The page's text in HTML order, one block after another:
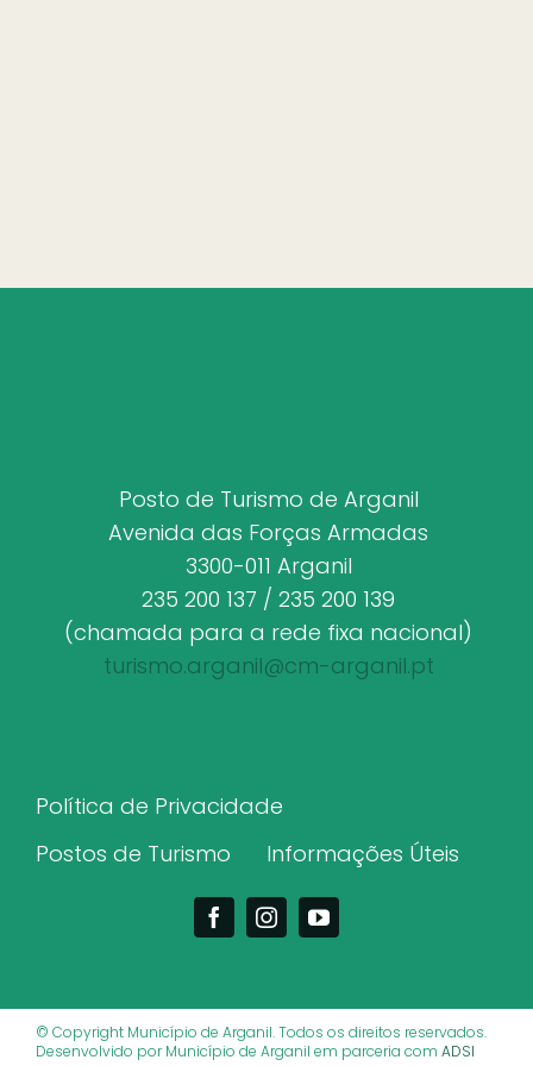
Posto de Turismo de Arganil
Avenida das Forças Armadas
3300-011 Arganil
235 200 137 / 235 200 139
(chamada para a rede fixa nacional)
turismo.arganil@cm-arganil.pt
Política de Privacidade
Postos de Turismo
Informações Úteis
© Copyright Município de Arganil. Todos os direitos reservados.
Desenvolvido por Município de Arganil em parceria com ADSI